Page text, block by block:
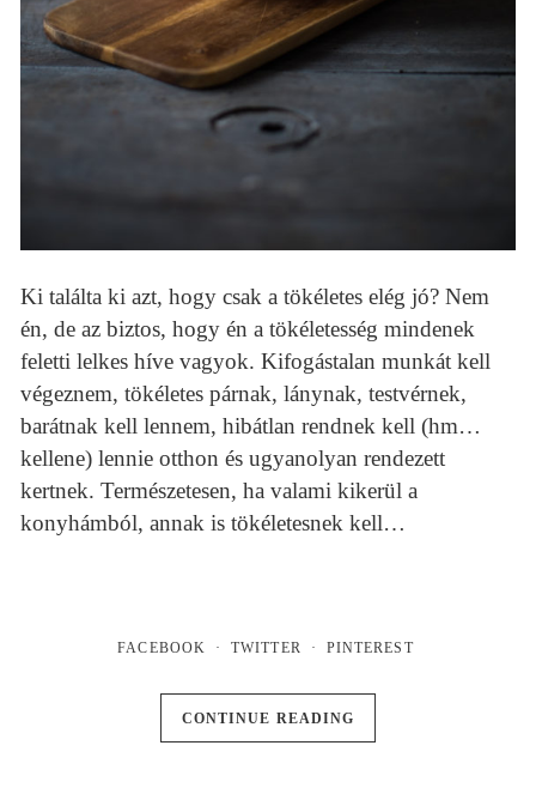
Ki találta ki azt, hogy csak a tökéletes elég jó? Nem
én, de az biztos, hogy én a tökéletesség mindenek
feletti lelkes híve vagyok. Kifogástalan munkát kell
végeznem, tökéletes párnak, lánynak, testvérnek,
barátnak kell lennem, hibátlan rendnek kell (hm…
kellene) lennie otthon és ugyanolyan rendezett
kertnek. Természetesen, ha valami kikerül a
konyhámból, annak is tökéletesnek kell…
FACEBOOK TWITTER PINTEREST
CONTINUE READING